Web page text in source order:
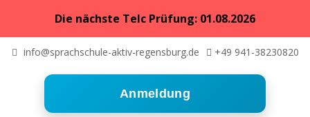
Die nächste Telc Prüfung: 01.08.2026
info@sprachschule-aktiv-regensburg.de +49 941-38230820
Anmeldung